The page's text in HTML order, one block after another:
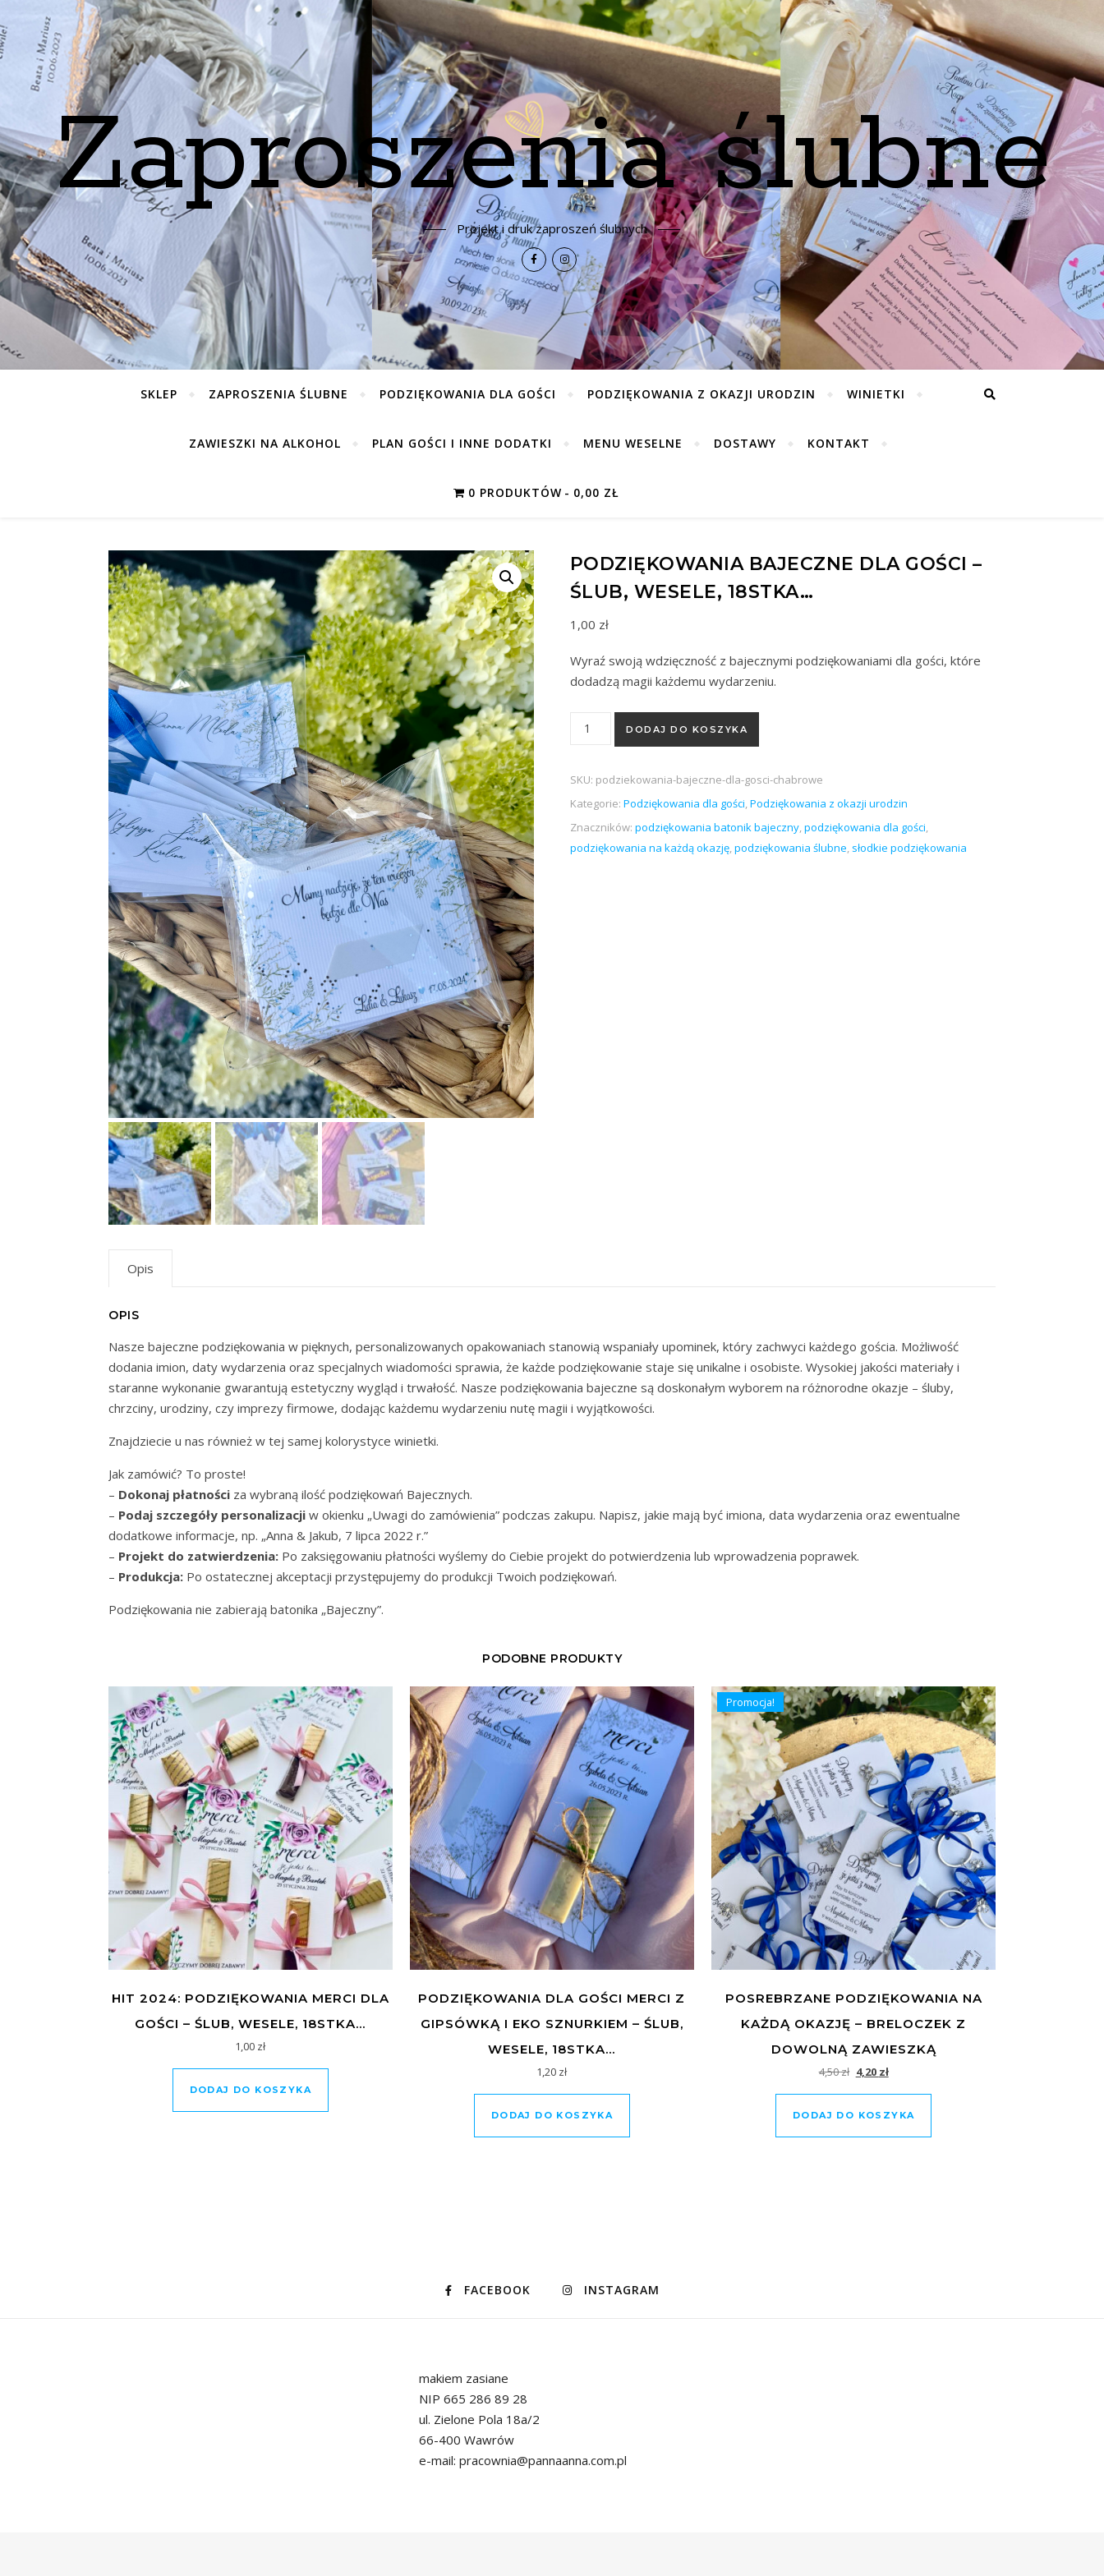
Zaproszenia ślubne
Projekt i druk zaproszeń ślubnych
SKLEP ZAPROSZENIA ŚLUBNE PODZIĘKOWANIA DLA GOŚCI PODZIĘKOWANIA Z OKAZJI URODZIN WINIETKI
ZAWIESZKI NA ALKOHOL PLAN GOŚCI I INNE DODATKI MENU WESELNE DOSTAWY KONTAKT
0 PRODUKTÓW 0,00 ZŁ
PODZIĘKOWANIA BAJECZNE DLA GOŚCI –
ŚLUB, WESELE, 18STKA…
1,00 zł
Wyraź swoją wdzięczność z bajecznymi podziękowaniami dla gości, które
dodadzą magii każdemu wydarzeniu.
ilość Podziękowania Bajeczne dla Gości - ślub, wesele, 18stka…
DODAJ DO KOSZYKA
SKU: podziekowania-bajeczne-dla-gosci-chabrowe
Kategorie: Podziękowania dla gości,Podziękowania z okazji urodzin
Znaczników: podziękowania batonik bajeczny,podziękowania dla gości,
podziękowania na każdą okazję,podziękowania ślubne, słodkie podziękowania
Opis
OPIS
Nasze bajeczne podziękowania w pięknych, personalizowanych opakowaniach stanowią wspaniały upominek, który zachwyci każdego gościa. Możliwość
dodania imion, daty wydarzenia oraz specjalnych wiadomości sprawia, że każde podziękowanie staje się unikalne i osobiste. Wysokiej jakości materiały i
staranne wykonanie gwarantują estetyczny wygląd i trwałość. Nasze podziękowania bajeczne są doskonałym wyborem na różnorodne okazje – śluby,
chrzciny, urodziny, czy imprezy firmowe, dodając każdemu wydarzeniu nutę magii i wyjątkowości.
Znajdziecie u nas również w tej samej kolorystyce winietki.
Jak zamówić? To proste!
– Dokonaj płatności za wybraną ilość podziękowań Bajecznych.
– Podaj szczegóły personalizacji w okienku „Uwagi do zamówienia” podczas zakupu. Napisz, jakie mają być imiona, data wydarzenia oraz ewentualne
dodatkowe informacje, np. „Anna & Jakub, 7 lipca 2022 r.”
– Projekt do zatwierdzenia: Po zaksięgowaniu płatności wyślemy do Ciebie projekt do potwierdzenia lub wprowadzenia poprawek.
– Produkcja: Po ostatecznej akceptacji przystępujemy do produkcji Twoich podziękowań.
Podziękowania nie zabierają batonika „Bajeczny”.
PODOBNE PRODUKTY
HIT 2024: PODZIĘKOWANIA MERCI DLA
GOŚCI – ŚLUB, WESELE, 18STKA…
1,00 zł
DODAJ DO KOSZYKA
PODZIĘKOWANIA DLA GOŚCI MERCI Z
GIPSÓWKĄ I EKO SZNURKIEM – ŚLUB,
WESELE, 18STKA…
1,20 zł
DODAJ DO KOSZYKA
Promocja!
POSREBRZANE PODZIĘKOWANIA NA
KAŻDĄ OKAZJĘ – BRELOCZEK Z
DOWOLNĄ ZAWIESZKĄ
4,50zł Pierwotna cena wynosiła: 4,50 zł.
4,20 złAktualna cena wynosi: 4,20 zł.
DODAJ DO KOSZYKA
FACEBOOK INSTAGRAM
makiem zasiane
NIP 665 286 89 28
ul. Zielone Pola 18a/2
66-400 Wawrów
e-mail: pracownia@pannaanna.com.pl